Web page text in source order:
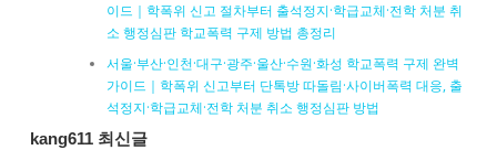
이드｜학폭위 신고 절차부터 출석정지·학급교체·전학 처분 취
소 행정심판 학교폭력 구제 방법 총정리
서울·부산·인천·대구·광주·울산·수원·화성 학교폭력 구제 완벽
가이드｜학폭위 신고부터 단톡방 따돌림·사이버폭력 대응, 출
석정지·학급교체·전학 처분 취소 행정심판 방법
kang611 최신글